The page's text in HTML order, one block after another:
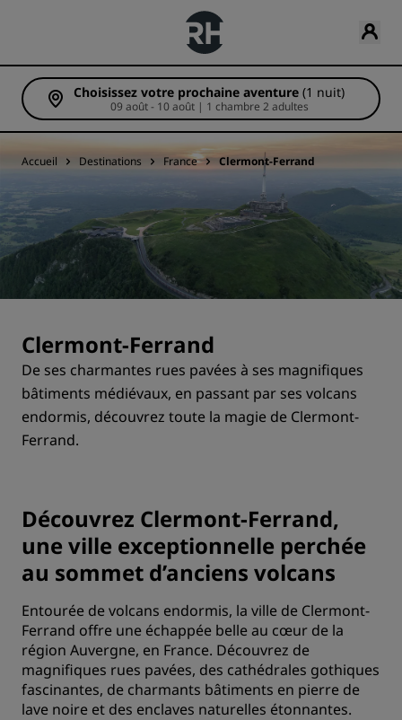
Choisissez votre prochaine aventure (1 nuit)
09 août - 10 août | 1 chambre 2 adultes
Accueil Destinations France Clermont-Ferrand
Clermont-Ferrand
De ses charmantes rues pavées à ses magnifiques
bâtiments médiévaux, en passant par ses volcans
endormis, découvrez toute la magie de Clermont-
Ferrand.
Découvrez Clermont-Ferrand,
une ville exceptionnelle perchée
au sommet d’anciens volcans
Entourée de volcans endormis, la ville de Clermont-
Ferrand offre une échappée belle au cœur de la
région Auvergne, en France. Découvrez de
magnifiques rues pavées, des cathédrales gothiques
fascinantes, de charmants bâtiments en pierre de
lave noire et des enclaves naturelles étonnantes.